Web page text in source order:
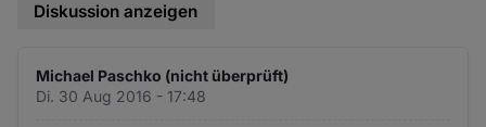
Diskussion anzeigen
Michael Paschko (nicht überprüft)
Di. 30 Aug 2016 - 17:48